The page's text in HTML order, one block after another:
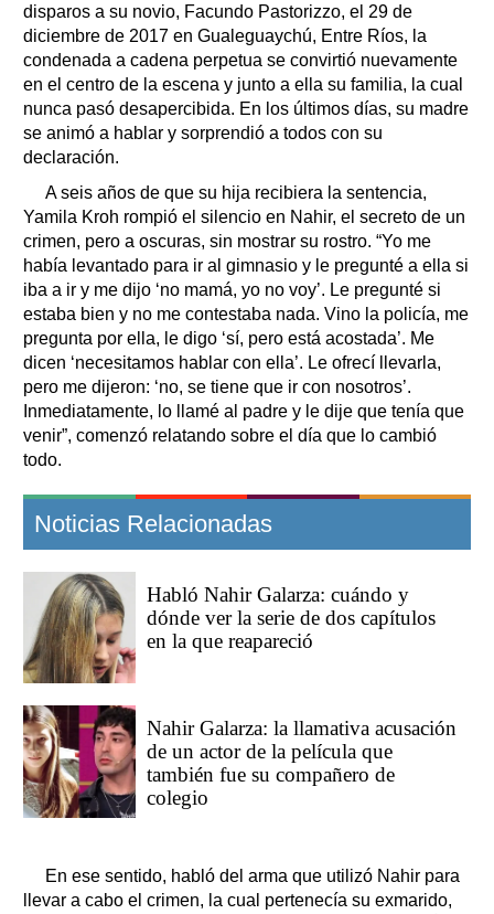
Datos Útiles
Fúnebres
Edictos
Teléfonos de urgencia
disparos a su novio, Facundo Pastorizzo, el 29 de
diciembre de 2017 en Gualeguaychú, Entre Ríos, la
condenada a cadena perpetua se convirtió nuevamente
en el centro de la escena y junto a ella su familia, la cual
nunca pasó desapercibida. En los últimos días, su madre
se animó a hablar y sorprendió a todos con su
declaración.
A seis años de que su hija recibiera la sentencia,
Yamila Kroh rompió el silencio en Nahir, el secreto de un
crimen, pero a oscuras, sin mostrar su rostro. “Yo me
había levantado para ir al gimnasio y le pregunté a ella si
iba a ir y me dijo ‘no mamá, yo no voy’. Le pregunté si
estaba bien y no me contestaba nada. Vino la policía, me
pregunta por ella, le digo ‘sí, pero está acostada’. Me
dicen ‘necesitamos hablar con ella’. Le ofrecí llevarla,
pero me dijeron: ‘no, se tiene que ir con nosotros’.
Inmediatamente, lo llamé al padre y le dije que tenía que
venir”, comenzó relatando sobre el día que lo cambió
todo.
Noticias Relacionadas
Habló Nahir Galarza: cuándo y
dónde ver la serie de dos capítulos
en la que reapareció
Nahir Galarza: la llamativa acusación
de un actor de la película que
también fue su compañero de
colegio
En ese sentido, habló del arma que utilizó Nahir para
llevar a cabo el crimen, la cual pertenecía su exmarido,